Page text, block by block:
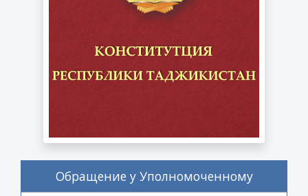
Обращение у Уполномоченному